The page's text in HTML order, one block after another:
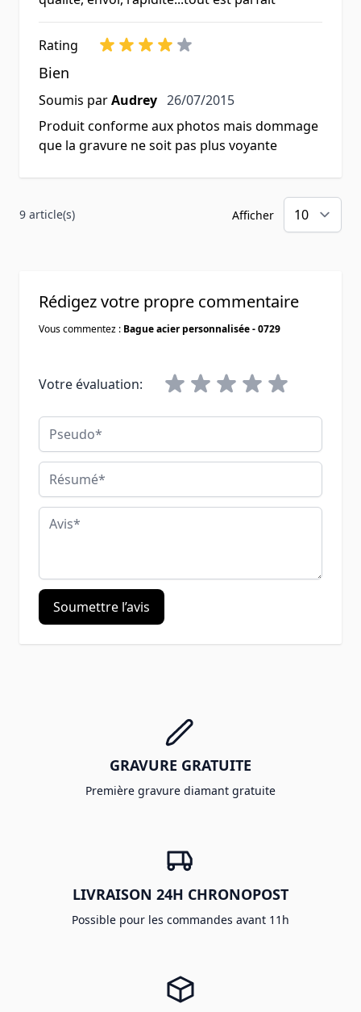
Rating
Bien
Soumis parAudrey 26 juillet 2015
26/07/2015
Produit conforme aux photos mais dommage
que la gravure ne soit pas plus voyante
9 article(s) Afficher
Rédigez votre propre commentaire
Vous commentez : Bague acier personnalisée - 0729
Votre évaluation:
Pseudo
Résumé
Avis
Soumettre l’avis
GRAVURE GRATUITE
Première gravure diamant gratuite
LIVRAISON 24H CHRONOPOST
Possible pour les commandes avant 11h